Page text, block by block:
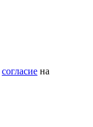
согласие на